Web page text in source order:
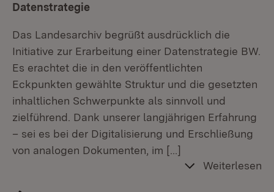
Datenstrategie
Das Landesarchiv begrüßt ausdrücklich die
Initiative zur Erarbeitung einer Datenstrategie BW.
Es erachtet die in den veröffentlichten
Eckpunkten gewählte Struktur und die gesetzten
inhaltlichen Schwerpunkte als sinnvoll und
zielführend. Dank unserer langjährigen Erfahrung
– sei es bei der Digitalisierung und Erschließung
von analogen Dokumenten, im […]
Weiterlesen